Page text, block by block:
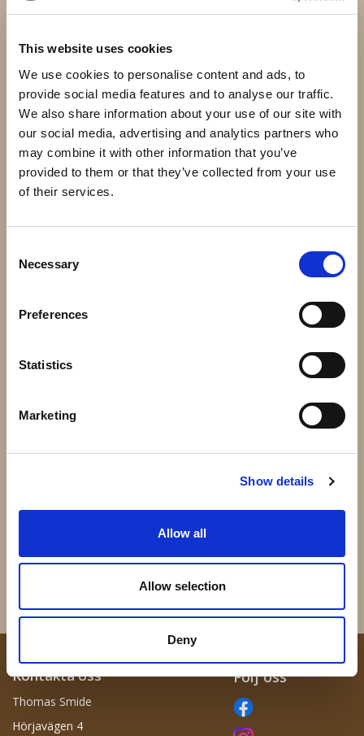
This website uses cookies
We use cookies to personalise content and ads, to
provide social media features and to analyse our traffic.
We also share information about your use of our site with
our social media, advertising and analytics partners who
may combine it with other information that you’ve
provided to them or that they’ve collected from your use
of their services.
Selection
Necessary
Preferences
Statistics
Marketing
Show details
Allow all
Allow selection
Deny
Högerklicka och kopiera adressen
Andra har även köpt
43.030 - Massiv kula 30mm
10 kr
51.110 - 150x80mm 1,5mm
43.040 - Massiv kula 40mm
24 kr
62.020 - 200x200mm
72 kr
Info
Kontakta oss
Thomas Smide
Hörjavägen 4
Följ oss